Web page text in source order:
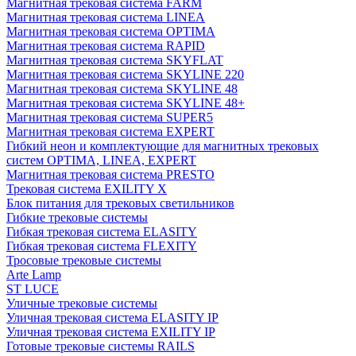
Магнитная трековая система FARM
Магнитная трековая система LINEA
Магнитная трековая система OPTIMA
Магнитная трековая система RAPID
Магнитная трековая система SKYFLAT
Магнитная трековая система SKYLINE 220
Магнитная трековая система SKYLINE 48
Магнитная трековая система SKYLINE 48+
Магнитная трековая система SUPER5
Магнитная трековая система EXPERT
Гибкий неон и комплектующие для магнитных трековых
систем OPTIMA, LINEA, EXPERT
Магнитная трековая система PRESTO
Трековая система EXILITY X
Блок питания для трековых светильников
Гибкие трековые системы
Гибкая трековая система ELASITY
Гибкая трековая система FLEXITY
Тросовые трековые системы
Arte Lamp
ST LUCE
Уличные трековые системы
Уличная трековая система ELASITY IP
Уличная трековая система EXILITY IP
Готовые трековые системы RAILS